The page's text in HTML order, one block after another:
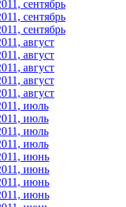
сентябрь
сентябрь
сентябрь
август
август
август
август
август
июль
июль
июль
июль
июнь
июнь
июнь
июнь